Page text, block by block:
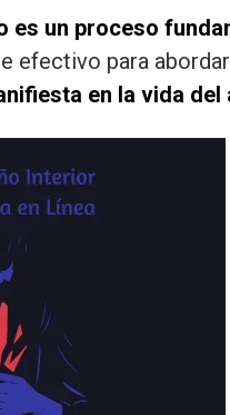
es un proceso
efectivo para
en la vida del